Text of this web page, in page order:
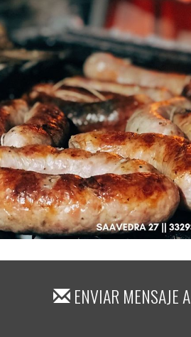
ENVIAR MENSAJE A